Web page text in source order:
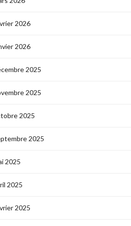
2026
2026
2025
2025
2025
2025
2025
2025
2025